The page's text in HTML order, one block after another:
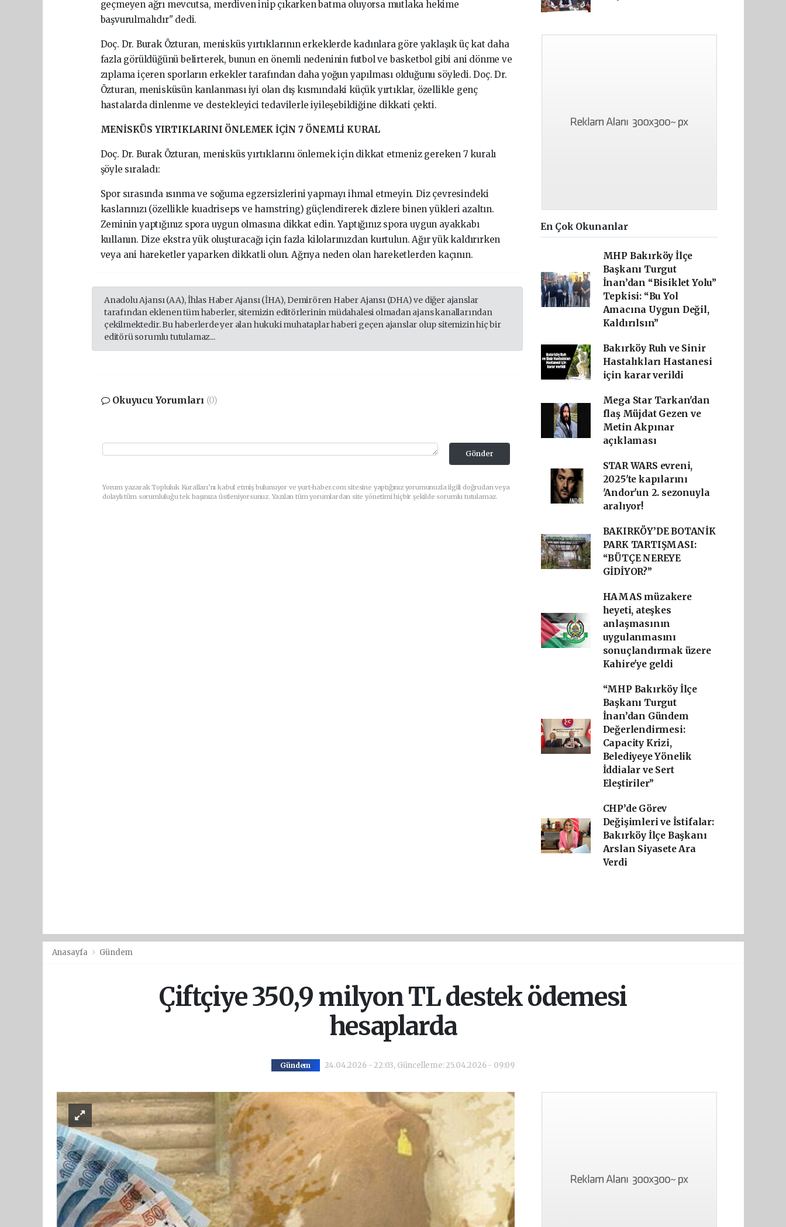
geçmeyen ağrı mevcutsa, merdiven inip çıkarken batma oluyorsa mutlaka hekime
başvurulmalıdır" dedi.
Doç. Dr. Burak Özturan, menisküs yırtıklarının erkeklerde kadınlara göre yaklaşık üç kat daha
fazla görüldüğünü belirterek, bunun en önemli nedeninin futbol ve basketbol gibi ani dönme ve
zıplama içeren sporların erkekler tarafından daha yoğun yapılması olduğunu söyledi. Doç. Dr.
Özturan, menisküsün kanlanması iyi olan dış kısmındaki küçük yırtıklar, özellikle genç
hastalarda dinlenme ve destekleyici tedavilerle iyileşebildiğine dikkati çekti.
MENİSKÜS YIRTIKLARINI ÖNLEMEK İÇİN 7 ÖNEMLİ KURAL
Doç. Dr. Burak Özturan, menisküs yırtıklarını önlemek için dikkat etmeniz gereken 7 kuralı
şöyle sıraladı:
Spor sırasında ısınma ve soğuma egzersizlerini yapmayı ihmal etmeyin. Diz çevresindeki
kaslarınızı (özellikle kuadriseps ve hamstring) güçlendirerek dizlere binen yükleri azaltın.
Zeminin yaptığınız spora uygun olmasına dikkat edin. Yaptığınız spora uygun ayakkabı
kullanın. Dize ekstra yük oluşturacağı için fazla kilolarınızdan kurtulun. Ağır yük kaldırırken
veya ani hareketler yaparken dikkatli olun. Ağrıya neden olan hareketlerden kaçının.
Anadolu Ajansı (AA), İhlas Haber Ajansı (İHA), Demirören Haber Ajansı (DHA) ve diğer ajanslar
tarafından eklenen tüm haberler, sitemizin editörlerinin müdahalesi olmadan ajans kanallarından
çekilmektedir. Bu haberlerde yer alan hukuki muhataplar haberi geçen ajanslar olup sitemizin hiç bir
editörü sorumlu tutulamaz...
Okuyucu Yorumları (0)
Gönder
Yorum yazarak Topluluk Kuralları’nı kabul etmiş bulunuyor ve yurt-haber.com sitesine yaptığınız yorumunuzla ilgili doğrudan veya
dolaylı tüm sorumluluğu tek başınıza üstleniyorsunuz. Yazılan tüm yorumlardan site yönetimi hiçbir şekilde sorumlu tutulamaz.
En Çok Okunanlar
MHP Bakırköy İlçe
Başkanı Turgut
İnan’dan “Bisiklet Yolu”
Tepkisi: “Bu Yol
Amacına Uygun Değil,
Kaldırılsın”
Bakırköy Ruh ve Sinir
Hastalıkları Hastanesi
için karar verildi
Mega Star Tarkan'dan
flaş Müjdat Gezen ve
Metin Akpınar
açıklaması
STAR WARS evreni,
2025'te kapılarını
'Andor'un 2. sezonuyla
aralıyor!
BAKIRKÖY’DE BOTANİK
PARK TARTIŞMASI:
“BÜTÇE NEREYE
GİDİYOR?”
HAMAS müzakere
heyeti, ateşkes
anlaşmasının
uygulanmasını
sonuçlandırmak üzere
Kahire'ye geldi
“MHP Bakırköy İlçe
Başkanı Turgut
İnan’dan Gündem
Değerlendirmesi:
Capacity Krizi,
Belediyeye Yönelik
İddialar ve Sert
Eleştiriler”
CHP’de Görev
Değişimleri ve İstifalar:
Bakırköy İlçe Başkanı
Arslan Siyasete Ara
Verdi
Anasayfa Gündem
Çiftçiye 350,9 milyon TL destek ödemesi
hesaplarda
Gündem 24.04.2026 - 22:03, Güncelleme: 25.04.2026 - 09:09